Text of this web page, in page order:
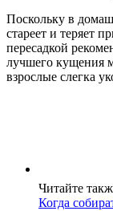
Поскольку в
стареет и теряет
пересадкой
лучшего кущения
взрослые слегка
Читайте
Когда